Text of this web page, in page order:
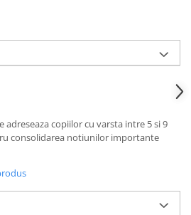
adreseaza copiilor cu varsta intre 5 si 9
consolidarea notiunilor importante